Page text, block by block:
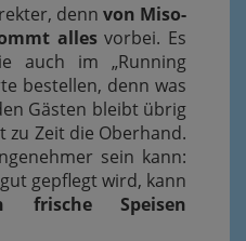
denn von Miso-
allesvorbei. Es
auch im „Running
bestellen, denn was
Gästen bleibt übrig
zu Zeit die Oberhand.
sein kann:
gepflegt wird, kann
frische Speisen